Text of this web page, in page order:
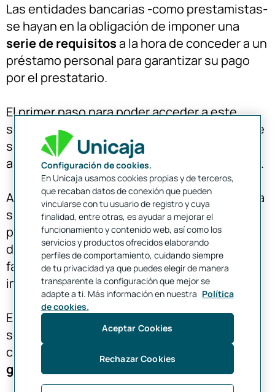
Las entidades bancarias -como prestamistas-
se hayan en la obligación de imponer una
serie de requisitosa la hora de conceder a un
préstamo personal para garantizar su pago
por el prestatario.
El primer paso para poder acceder a este
servicio es ser mayor de edad o, en el caso de
ser menor de 18 años, contar con una
autorización expresa de los padres o tutores.
Aunque cada entidad bancaria se reserva una
serie de medidas a la hora de entregar un
préstamo personal, por regla general, el
deudor debe poseer unhistorial crediticio
favorable que le avale para evitar posibles
impagos o moras.
Es por ello que, pese a ser mayor de edad, no
se conceda un préstamo personal si no se
comprueba que realmente el cliente pueda
garantizar solvencia económica
Configuración de cookies.
En Unicaja usamos cookies propias y de terceros,
que recaban datos de conexión que pueden
vincularse con tu usuario de registro y cuya
finalidad, entre otras, es ayudar a mejorar el
funcionamiento y contenido web, así como los
servicios y productos ofrecidos elaborando
perfiles de comportamiento, cuidando siempre
de tu privacidad ya que puedes elegir de manera
transparente la configuración que mejor se
adapte a ti. Más información en nuestra Política
de cookies.
Rechazar Cookies
Aceptar Cookies